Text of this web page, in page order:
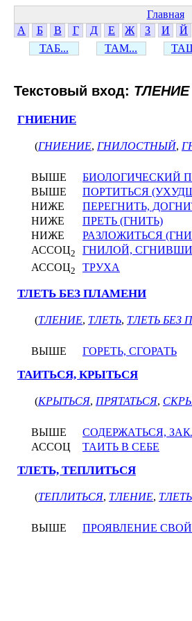
Главная
А
Б В Г Д Е Ж З И Й
ТАБ...
ТАМ...
Текстовый вход: ТЛЕНИЕ
ГНИЕНИЕ
(ГНИЕНИЕ, ГНИЛОСТНЫЙ,
ВЫШЕ
БИОЛОГИЧЕСКИЙ
ВЫШЕ
ПОРТИТЬСЯ
НИЖЕ
ПЕРЕГНИТЬ,
НИЖЕ
ПРЕТЬ (ГНИТЬ)
НИЖЕ
РАЗЛОЖИТЬСЯ
АССОЦ2
ГНИЛОЙ,
АССОЦ2 ТРУХА
ТЛЕТЬ БЕЗ ПЛАМЕНИ
(ТЛЕНИЕ, ТЛЕТЬ, ТЛЕТЬ БЕЗ
ВЫШЕ ГОРЕТЬ, СГОРАТЬ
ТАИТЬСЯ, КРЫТЬСЯ
(КРЫТЬСЯ, ПРЯТАТЬСЯ,
ВЫШЕ
СОДЕРЖАТЬСЯ,
АССОЦ
ТАИТЬ В СЕБЕ
ТЛЕТЬ, ТЕПЛИТЬСЯ
(ТЕПЛИТЬСЯ, ТЛЕНИЕ, ТЛЕТЬ
ВЫШЕ ПРОЯВЛЕНИЕ